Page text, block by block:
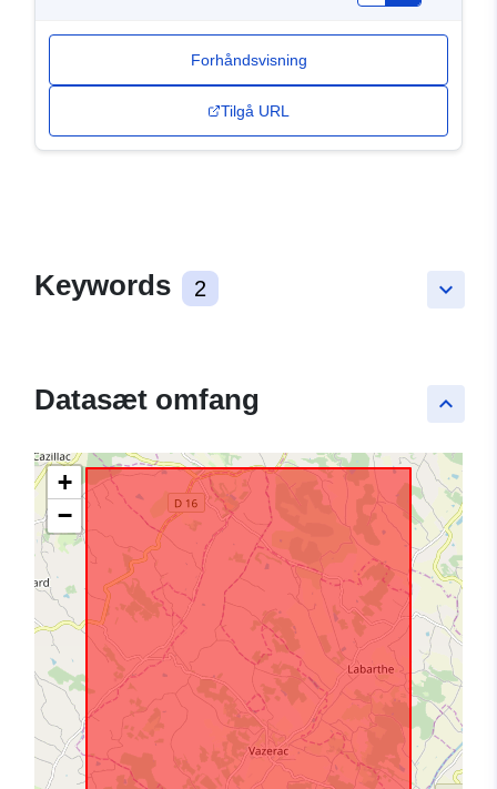
Forhåndsvisning
Tilgå URL
keyboard_arrow_down
Keywords 2
keyboard_arrow_up
Datasæt omfang
+
−